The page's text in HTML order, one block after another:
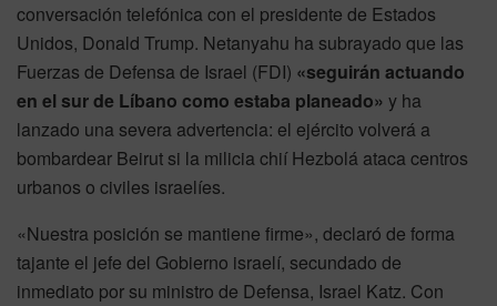
conversación telefónica con el presidente de Estados
Unidos, Donald Trump. Netanyahu ha subrayado que las
Fuerzas de Defensa de Israel (FDI) «seguirán actuando
en el sur de Líbano como estaba planeado» y ha
lanzado una severa advertencia: el ejército volverá a
bombardear Beirut si la milicia chií Hezbolá ataca centros
urbanos o civiles israelíes.
«Nuestra posición se mantiene firme», declaró de forma
tajante el jefe del Gobierno israelí, secundado de
inmediato por su ministro de Defensa, Israel Katz. Con